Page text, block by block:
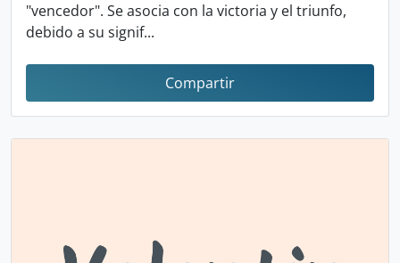
"vencedor". Se asocia con la victoria y el triunfo,
debido a su signif...
Compartir